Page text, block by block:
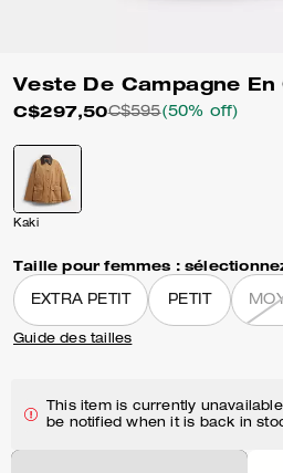
Veste De Campagne
C$297,50C$595(50% off)
Kaki
Taille pour femmes :
EXTRA PETIT PETIT
Guide des tailles
This item is currently
be notified when it is back in